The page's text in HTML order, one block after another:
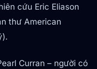
cứu Eric Eliason
thư American
Curran – người có